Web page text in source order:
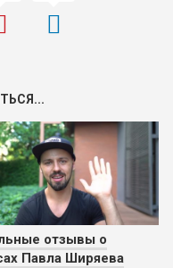
отзывы о
Павла Ширяева